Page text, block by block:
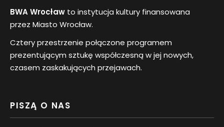
BWA Wrocław to instytucja kultury finansowana
przez Miasto Wrocław.
Cztery przestrzenie połączone programem
prezentującym sztukę współczesną w jej nowych,
czasem zaskakujących przejawach.
PISZĄ O NAS